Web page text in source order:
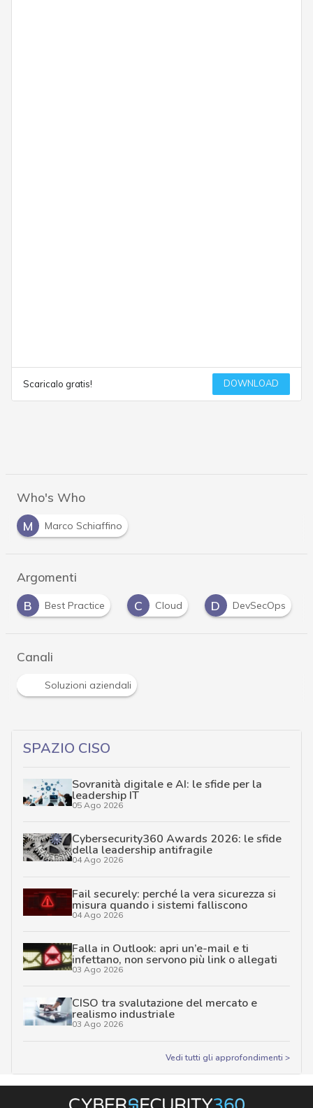
Scaricalo gratis! DOWNLOAD
Who's Who
M
Marco Schiaffino
Argomenti
C
Cloud D DevSecOps infrastrutture
Canali
Soluzioni aziendali
SPAZIO CISO
Sovranità digitale e AI: le sfide per la
leadership IT
05 Ago 2026
Cybersecurity360 Awards 2026: le sfide
della leadership antifragile
04 Ago 2026
Fail securely: perché la vera sicurezza si
misura quando i sistemi falliscono
04 Ago 2026
Falla in Outlook: apri un’e-mail e ti
infettano, non servono più link o allegati
03 Ago 2026
CISO tra svalutazione del mercato e
realismo industriale
03 Ago 2026
Vedi tutti gli approfondimenti >